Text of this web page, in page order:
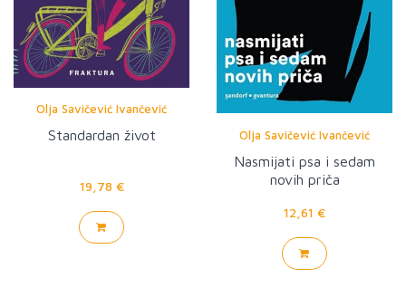
Olja Savičević Ivančević
Standardan život
19,78 €
Olja Savičević Ivančević
Nasmijati psa i sedam
novih priča
12,61 €